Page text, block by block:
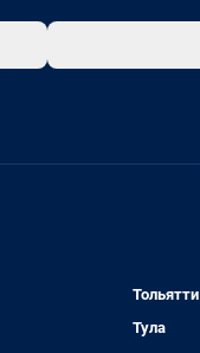
Тольятти
Тула